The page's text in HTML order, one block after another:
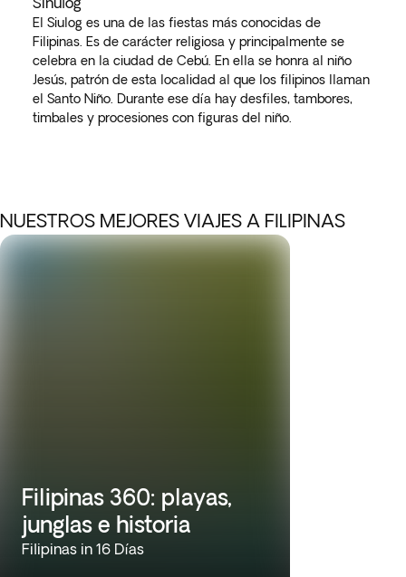
El Siulog es una de las fiestas más conocidas de
Filipinas. Es de carácter religiosa y principalmente se
celebra en la ciudad de Cebú. En ella se honra al niño
Jesús, patrón de esta localidad al que los filipinos llaman
el Santo Niño. Durante ese día hay desfiles, tambores,
timbales y procesiones con figuras del niño.
NUESTROS MEJORES VIAJES A FILIPINAS
Filipinas 360: playas,
junglas e historia
Filipinas in 16 Días